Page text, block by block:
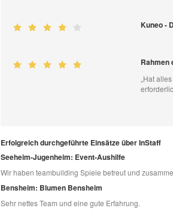
Kuneo -
Rahmen
„Hat
Erfolgreich durchgeführte Einsätze über InStaff
Seeheim-Jugenheim: Event-Aushilfe
Wir haben teambuilding Spiele betreut und
Bensheim: Blumen Bensheim
Sehr nettes Team und eine gute Erfahrung.